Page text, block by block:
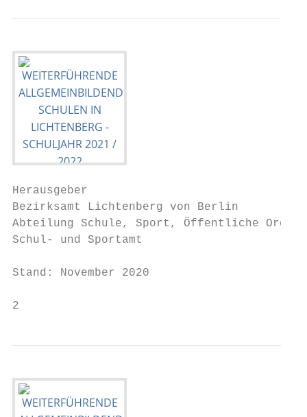
Herausgeber
Bezirksamt Lichtenberg von Berlin
Abteilung Schule, Sport, Öffentliche
Schul- und Sportamt
Stand: November 2020
2